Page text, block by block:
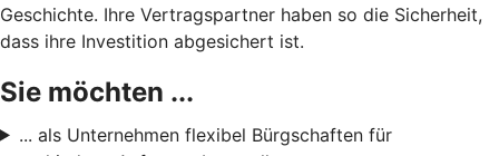
Geschichte. Ihre Vertragspartner haben so die Sicherheit,
dass ihre Investition abgesichert ist.
Sie möchten ...
... als Unternehmen flexibel Bürgschaften für